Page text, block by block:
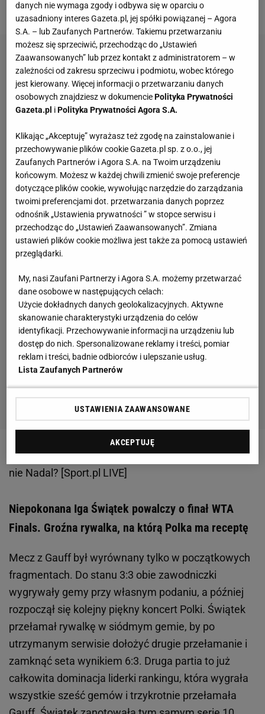
najlepszej "czwórce" kolejnym solidnym występem.
Zobacz wideoNowa Iga Świątek. Jednak Djoković, a
nie Nadal? [Sport.pl LIVE]
Niepokonana Iga Świątek powalczy o finał WTA
Finals. Groźna rywalka, na którą Polka ma receptę
Mecz z Gauff był wyrównany tylko w początkowych
fragmentach. Do stanu 3:3 obie zawodniczki
wygrywały gemy przy własnym podaniu, a później
rozpoczął się kolejny piękny koncert Polki. Świątek
przełamał rywalkę w siódmym gemie, by po
utrzymanym serwisie dołożyć drugie przełamanie i
zamknąć seta wynikiem 6:3. Druga partia to już
całkowita dominacja liderki rankingu, która wygrała
wszystkie sześć gemów i trzykrotnie przełamała
danych nie wymaga zgody i odbywa się w oparciu o
uzasadniony interes Gazeta.pl, jej spółki powiązanej – Agora
S.A. – lub Zaufanych Partnerów. Takiemu przetwarzaniu
możesz się sprzeciwić, przechodząc do „Ustawień
Zaawansowanych” lub przez kontakt z administratorem – w
zależności od zakresu sprzeciwu i podmiotu, wobec którego
jest kierowany. Więcej informacji o przetwarzaniu danych
osobowych znajdziesz w dokumenciePolityka Prywatności
Gazeta.pl iPolityka Prywatności Agora S.A.
Klikając „Akceptuję” wyrażasz też zgodę na zainstalowanie i
przechowywanie plików cookie Gazeta.pl sp. z o.o., jej
Zaufanych Partnerów i Agora S.A. na Twoim urządzeniu
końcowym. Możesz w każdej chwili zmienić swoje preferencje
dotyczące plików cookie, wywołując narzędzie do zarządzania
twoimi preferencjami dot. przetwarzania danych poprzez
odnośnik „Ustawienia prywatności ” w stopce serwisu i
przechodząc do „Ustawień Zaawansowanych”. Zmiana
ustawień plików cookie możliwa jest także za pomocą ustawień
przeglądarki.
My, nasi Zaufani Partnerzy i Agora S.A. możemy przetwarzać
dane osobowe w następujących celach:
Użycie dokładnych danych geolokalizacyjnych. Aktywne
skanowanie charakterystyki urządzenia do celów
identyfikacji. Przechowywanie informacji na urządzeniu lub
dostęp do nich. Spersonalizowane reklamy i treści, pomiar
reklam i treści, badnie odbiorców i ulepszanie usług.
Lista Zaufanych Partnerów
USTAWIENIA ZAAWANSOWANE
AKCEPTUJĘ